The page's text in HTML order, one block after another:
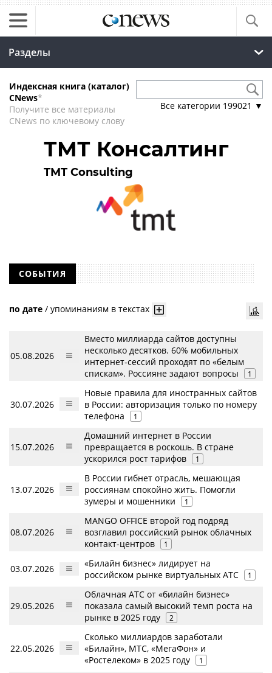
Разделы
Индексная книга (каталог)
CNews*
Получите все материалы
CNews по ключевому слову
Все категории 199021 ▼
ТМТ Консалтинг
TMT Consulting
СОБЫТИЯ
по дате / упоминаниям в текстах
05.08.2026
Вместо миллиарда сайтов доступны
несколько десятков. 60% мобильных
интернет-сессий проходят по «белым
спискам». Россияне задают вопросы
1
30.07.2026
Новые правила для иностранных сайтов
в России: авторизация только по номеру
телефона
1
15.07.2026
Домашний интернет в России
превращается в роскошь. В стране
ускорился рост тарифов
1
13.07.2026
В России гибнет отрасль, мешающая
россиянам спокойно жить. Помогли
зумеры и мошенники
1
08.07.2026
MANGO OFFICE второй год подряд
возглавил российский рынок облачных
контакт-центров
1
03.07.2026
«Билайн бизнес» лидирует на
российском рынке виртуальных АТС
1
29.05.2026
Облачная АТС от «билайн бизнес»
показала самый высокий темп роста на
рынке в 2025 году
2
22.05.2026
Сколько миллиардов заработали
«Билайн», МТС, «МегаФон» и
«Ростелеком» в 2025 году
1